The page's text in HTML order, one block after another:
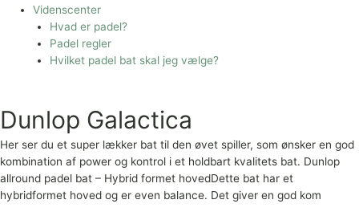
Videnscenter
Hvad er padel?
Padel regler
Hvilket padel bat skal jeg vælge?
Dunlop Galactica
Her ser du et super lækker bat til den øvet spiller, som ønsker en god
kombination af power og kontrol i et holdbart kvalitets bat. Dunlop
allround padel bat – Hybrid formet hovedDette bat har et
hybridformet hoved og er even balance. Det giver en god kom